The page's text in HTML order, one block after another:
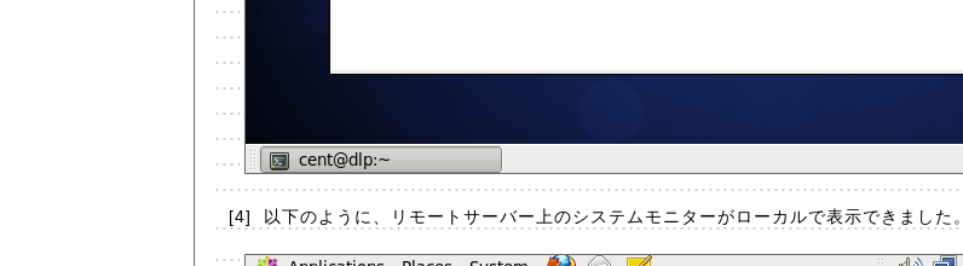
[4] 以下のように、リモートサーバー上のシステムモニターがローカルで表示できました。